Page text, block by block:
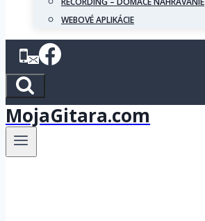
WEBOVÉ APLIKÁCIE
MojaGitara.com